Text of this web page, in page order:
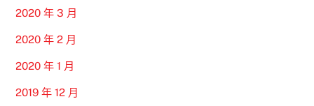
2020 年 3 月
2020 年 2 月
2020 年 1 月
2019 年 12 月